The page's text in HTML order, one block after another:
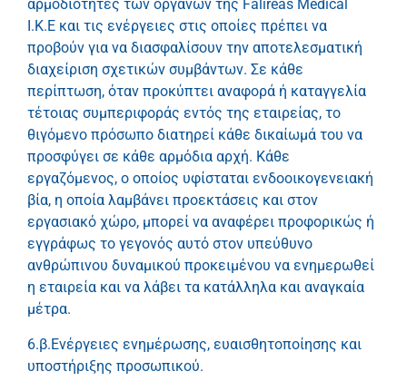
αρμοδιότητες των οργάνων της Falireas Medical
I.K.E και τις ενέργειες στις οποίες πρέπει να
προβούν για να διασφαλίσουν την αποτελεσματική
διαχείριση σχετικών συμβάντων. Σε κάθε
περίπτωση, όταν προκύπτει αναφορά ή καταγγελία
τέτοιας συμπεριφοράς εντός της εταιρείας, το
θιγόμενο πρόσωπο διατηρεί κάθε δικαίωμά του να
προσφύγει σε κάθε αρμόδια αρχή. Κάθε
εργαζόμενος, ο οποίος υφίσταται ενδοοικογενειακή
βία, η οποία λαμβάνει προεκτάσεις και στον
εργασιακό χώρο, μπορεί να αναφέρει προφορικώς ή
εγγράφως το γεγονός αυτό στον υπεύθυνο
ανθρώπινου δυναμικού προκειμένου να ενημερωθεί
η εταιρεία και να λάβει τα κατάλληλα και αναγκαία
μέτρα.
6.β.Ενέργειες ενημέρωσης, ευαισθητοποίησης και
υποστήριξης προσωπικού.